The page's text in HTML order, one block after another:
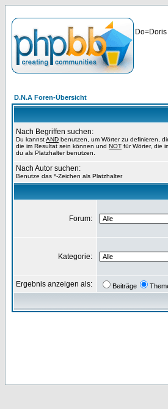
D.N.A Foren-Übersicht
Nach Begriffen suchen:
Du kannstAND benutzen, um Wörter zu definieren,
die im Resultat sein können und NOT für Wörter, die
du als Platzhalter benutzen.
Nach Autor suchen:
Benutze das *-Zeichen als Platzhalter
Forum:
Kategorie:
Ergebnis anzeigen als: Beiträge